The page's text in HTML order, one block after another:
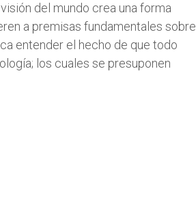
del mundo crea una forma
a premisas fundamentales sobre
entender el hecho de que todo
los cuales se presuponen